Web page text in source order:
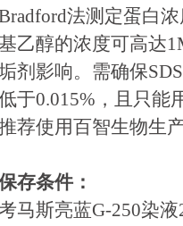
法测定蛋白
基乙醇的浓度可高达
剂影响。需确保
于0.015%，且只能
荐使用百智生物生
存条件：
马斯亮蓝G-250染